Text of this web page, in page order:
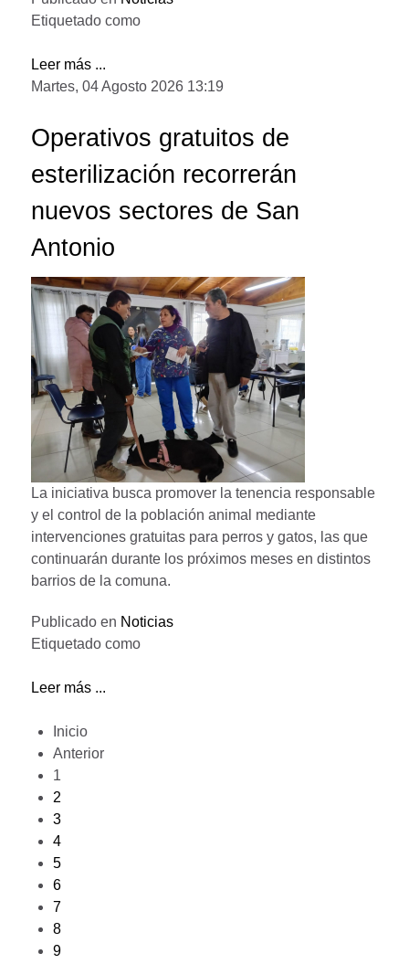
Etiquetado como
Leer más ...
Martes, 04 Agosto 2026 13:19
Operativos gratuitos de
esterilización recorrerán
nuevos sectores de San
Antonio
La iniciativa busca promover la tenencia responsable
y el control de la población animal mediante
intervenciones gratuitas para perros y gatos, las que
continuarán durante los próximos meses en distintos
barrios de la comuna.
Publicado en Noticias
Etiquetado como
Leer más ...
Inicio
Anterior
1
2
3
4
5
6
7
8
9